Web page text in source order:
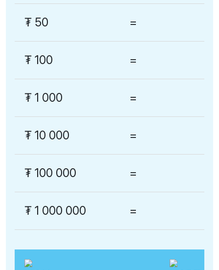
₮ 50 =
₮ 100 =
₮ 1 000 =
₮ 10 000 =
₮ 100 000 =
₮ 1 000 000 =